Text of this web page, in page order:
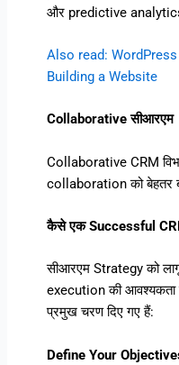
और predictive
Also read:
Building a Website
Collaborative सीआरएम
Collaborative CRM
collaboration को बेहतर
कैसे एक Successful
सीआरएम Strategy को
execution की
प्रमुख चरण दिए गए हैं:
Define Your